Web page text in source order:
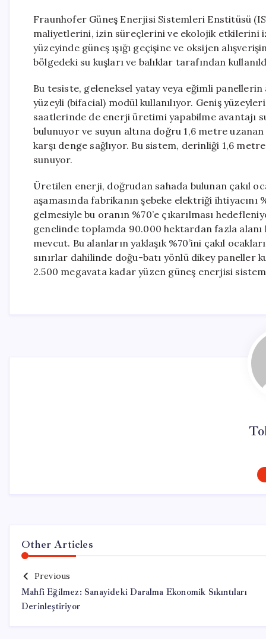
Fraunhofer Güneş Enerjisi Sistemleri Enstitüsü
maliyetlerini, izin süreçlerini ve ekolojik etkilerini
yüzeyinde güneş ışığı geçişine ve oksijen
bölgedeki su kuşları ve balıklar tarafından
Bu tesiste, geleneksel yatay veya eğimli
yüzeyli (bifacial) modül kullanılıyor. Geniş
saatlerinde de enerji üretimi yapabilme avantajı
bulunuyor ve suyun altına doğru 1,6 metre
karşı denge sağlıyor. Bu sistem, derinliği 1,6
sunuyor.
Üretilen enerji, doğrudan sahada bulunan çakıl
aşamasında fabrikanın şebeke elektriği
gelmesiyle bu oranın %70’e çıkarılması
genelinde toplamda 90.000 hektardan fazla alanı
mevcut. Bu alanların yaklaşık %70’ini çakıl
sınırlar dahilinde doğu-batı yönlü dikey paneller
2.500 megavata kadar yüzen güneş enerjisi
Other Articles
Previous
Mahfi Eğilmez: Sanayideki Daralma Ekonomik Sıkıntıları
Derinleştiriyor